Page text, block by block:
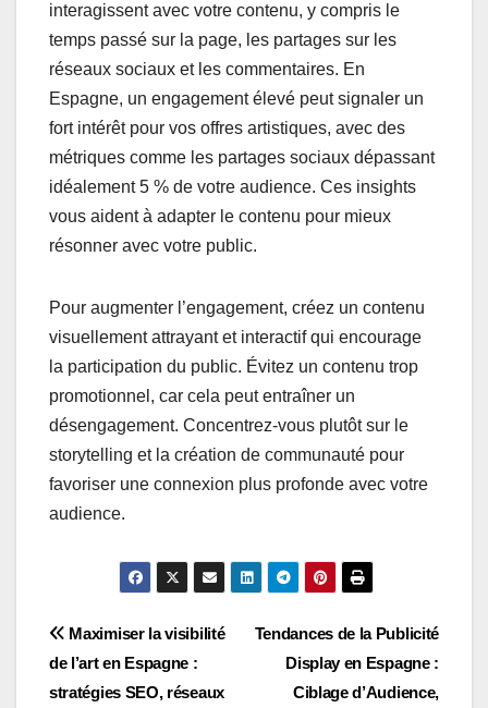
interagissent avec votre contenu, y compris le
temps passé sur la page, les partages sur les
réseaux sociaux et les commentaires. En
Espagne, un engagement élevé peut signaler un
fort intérêt pour vos offres artistiques, avec des
métriques comme les partages sociaux dépassant
idéalement 5 % de votre audience. Ces insights
vous aident à adapter le contenu pour mieux
résonner avec votre public.
Pour augmenter l’engagement, créez un contenu
visuellement attrayant et interactif qui encourage
la participation du public. Évitez un contenu trop
promotionnel, car cela peut entraîner un
désengagement. Concentrez-vous plutôt sur le
storytelling et la création de communauté pour
favoriser une connexion plus profonde avec votre
audience.
Post
navigation
Tendances de la Publicité
Display en Espagne :
Ciblage d’Audience,
Maximiser la visibilité
de l’art en Espagne :
stratégies SEO, réseaux